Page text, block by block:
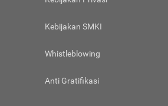
Kebijakan SMKI
Whistleblowing
Anti Gratifikasi